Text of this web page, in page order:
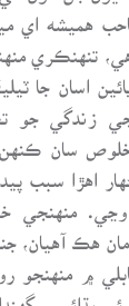
هميشه اي
تنهنڪري
اسان جا
زندگي جو
خلوص سان
اهڙا سبب
منهنجي
هڪ آهيان،
۾ منهنجو
ئي ٻڌائي